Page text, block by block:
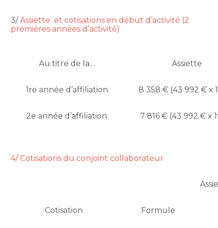
3/Assiette et cotisations en début d’activité (2
premières années d’activité)
Au titre de la… Assiette
1re année d’affiliation 8 358 € (43 992 € x
2e année d’affiliation 7 816 € (43 992 € x
4/ Cotisations du conjoint collaborateur
Cotisation Formule